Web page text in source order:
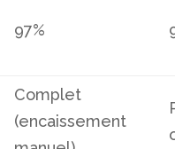
97%
Complet
(encaissement